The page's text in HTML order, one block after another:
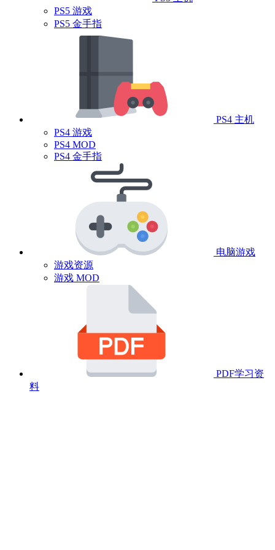
PS5 游戏
PS5 金手指
PS4 主机
PS4 游戏
PS4 MOD
PS4 金手指
电脑游戏
游戏资源
游戏 MOD
PDF学习资
料